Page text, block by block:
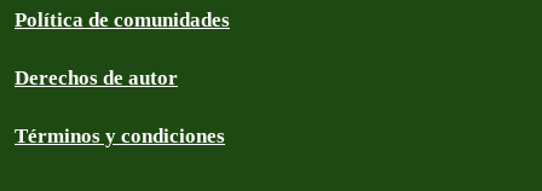
Política de comunidades
Derechos de autor
Términos y condiciones